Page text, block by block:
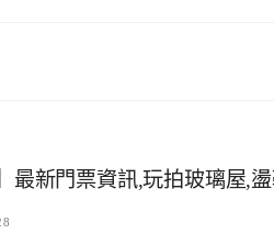
最新門票資訊,玩拍玻璃屋,